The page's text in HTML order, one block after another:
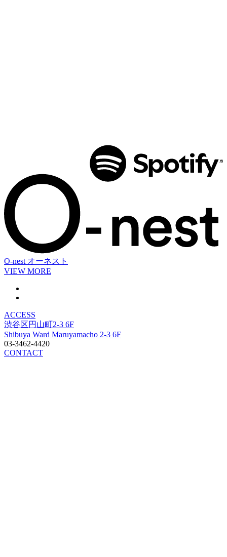
O-nest オーネスト
VIEW MORE
ACCESS
渋谷区円山町2-3 6F
Shibuya Ward Maruyamacho 2-3 6F
03-3462-4420
CONTACT